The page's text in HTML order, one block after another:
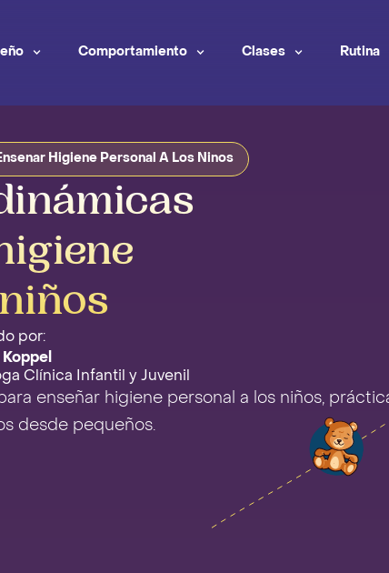
Comportamiento Clases Rutina
Higiene Personal A Los Ninos
por:
Clínica Infantil y Juvenil
enseñar higiene personal a los niños,
desde pequeños.